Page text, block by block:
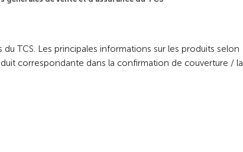
TCS. Les principales informations sur les produits selon
correspondante dans la confirmation de couverture / la